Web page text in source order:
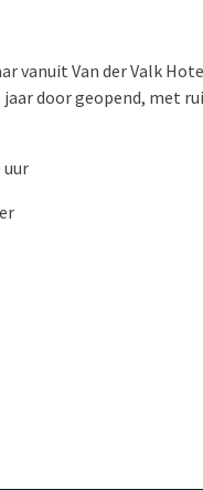
vanuit Van der Valk
door geopend, met
uur